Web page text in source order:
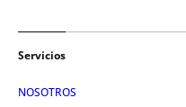
Servicios
NOSOTROS